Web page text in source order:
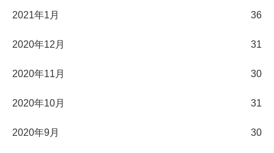
2021年1月 36
2020年12月 31
2020年11月 30
2020年10月 31
2020年9月 30